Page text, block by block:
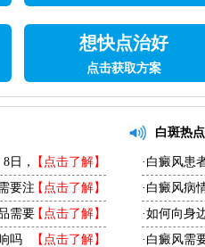
想快点治好
点击获取方案
【点击了解】
日，
【点击了解】
要注
【点击了解】
需要
【点击了解】
吗
白斑热
·白癜风患
·白癜风病
·如何向身
·白癜风需